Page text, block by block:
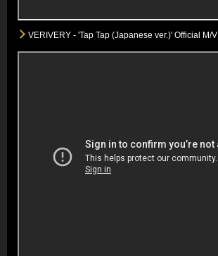
VERIVERY - 'Tap Tap (Japanese ver.)' Official M/V